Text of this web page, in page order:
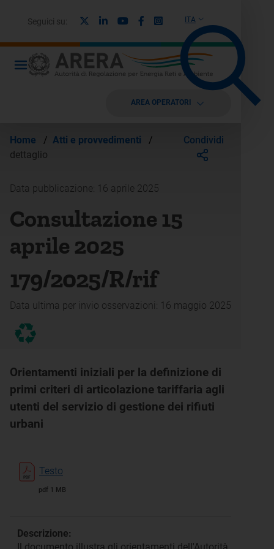
ITA
Seguici su: LinkedinYoutubeFacebook
Instagram
AREA OPERATORI
Home / Atti e provvedimenti
/
dettaglio
Condividi
Data pubblicazione: 16 aprile 2025
Consultazione 15
aprile 2025
179/2025/R/rif
Data ultima per invio osservazioni: 16 maggio 2025
Orientamenti iniziali per la definizione di
primi criteri di articolazione tariffaria agli
utenti del servizio di gestione dei rifiuti
urbani
Testo
pdf 1 MB
Descrizione: